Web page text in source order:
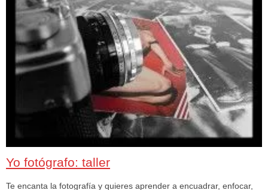
Yo fotógrafo: taller
Te encanta la fotografía y quieres aprender a encuadrar, enfocar,